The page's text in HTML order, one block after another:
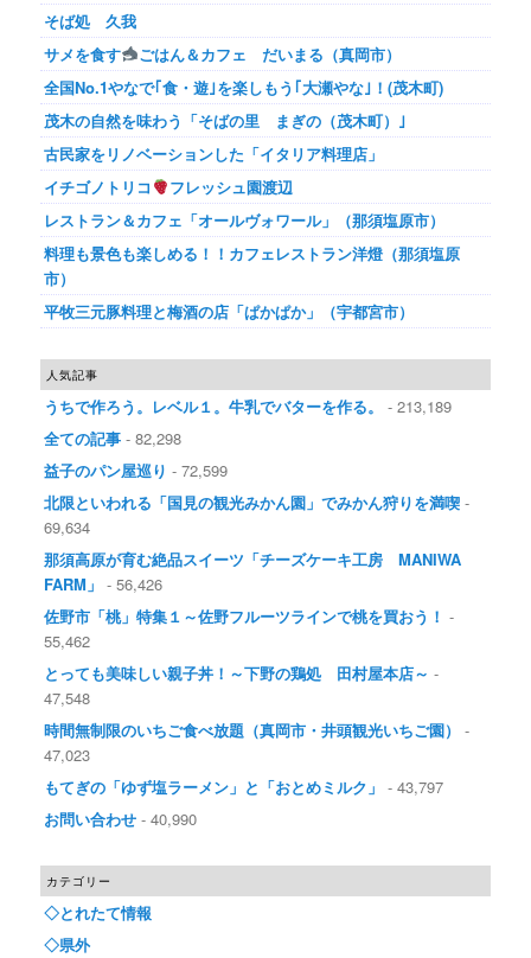
そば処 久我
サメを食す
ごはん＆カフェ だいまる（真岡市）
全国No.1やなで｢食・遊｣を楽しもう｢大瀬やな｣！(茂木町)
茂木の自然を味わう「そばの里 まぎの（茂木町）｣
古民家をリノベーションした「イタリア料理店」
イチゴノトリコ
フレッシュ園渡辺
レストラン＆カフェ「オールヴォワール」（那須塩原市）
料理も景色も楽しめる！！カフェレストラン洋燈（那須塩原
市）
平牧三元豚料理と梅酒の店「ぱかぱか」（宇都宮市）
人気記事
うちで作ろう。レベル１。牛乳でバターを作る。
- 213,189
全ての記事 - 82,298
益子のパン屋巡り - 72,599
北限といわれる「国見の観光みかん園」でみかん狩りを満喫 -
69,634
那須高原が育む絶品スイーツ「チーズケーキ工房 MANIWA
FARM」 - 56,426
佐野市「桃」特集１～佐野フルーツラインで桃を買おう！ -
55,462
とっても美味しい親子丼！～下野の鶏処 田村屋本店～ -
47,548
時間無制限のいちご食べ放題（真岡市・井頭観光いちご園）
-
47,023
もてぎの「ゆず塩ラーメン」と「おとめミルク」 - 43,797
お問い合わせ - 40,990
カテゴリー
◇とれたて情報
◇県外